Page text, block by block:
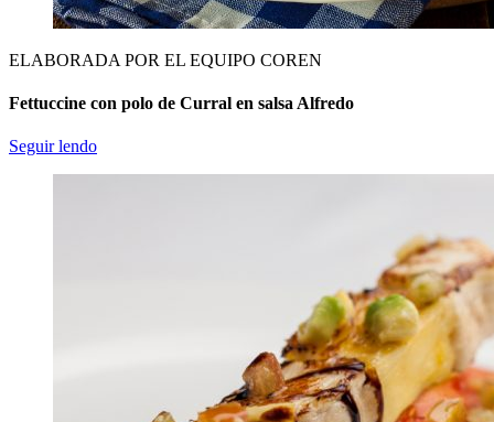
ELABORADA POR EL EQUIPO COREN
Fettuccine con polo de Curral en salsa Alfredo
Seguir lendo